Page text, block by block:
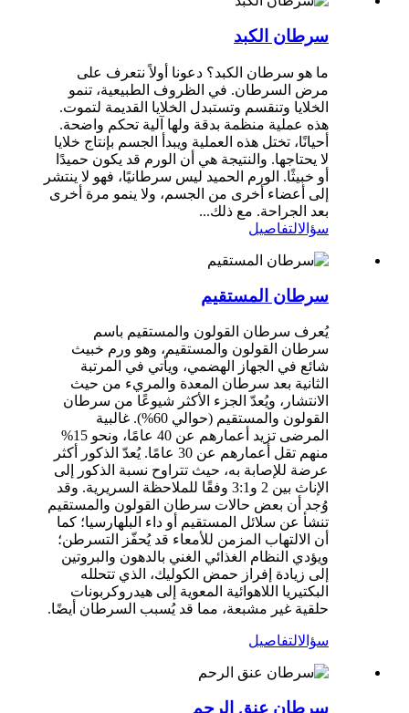
سرطان الكبد
ما هو سرطان الكبد؟ دعونا أولاً نتعرف على
مرض السرطان. في الظروف الطبيعية، تنمو
الخلايا وتنقسم وتستبدل الخلايا القديمة لتموت.
هذه عملية منظمة بدقة ولها آلية تحكم واضحة.
أحيانًا، تختل هذه العملية ويبدأ الجسم بإنتاج خلايا
لا يحتاجها. والنتيجة هي أن الورم قد يكون حميدًا
أو خبيثًا. الورم الحميد ليس سرطانيًا، فهو لا ينتشر
إلى أعضاء أخرى من الجسم، ولا ينمو مرة أخرى
بعد الجراحة. مع ذلك...
سؤالالتفاصيل
سرطان المستقيم
يُعرف سرطان القولون والمستقيم باسم
سرطان القولون والمستقيم، وهو ورم خبيث
شائع في الجهاز الهضمي، ويأتي في المرتبة
الثانية بعد سرطان المعدة والمريء من حيث
الانتشار، ويُعدّ الجزء الأكثر شيوعًا من سرطان
القولون والمستقيم (حوالي 60%). غالبية
المرضى تزيد أعمارهم عن 40 عامًا، ونحو 15%
منهم تقل أعمارهم عن 30 عامًا. يُعدّ الذكور أكثر
عرضة للإصابة به، حيث تتراوح نسبة الذكور إلى
الإناث بين 2 و3:1 وفقًا للملاحظة السريرية. وقد
وُجد أن بعض حالات سرطان القولون والمستقيم
تنشأ عن سلائل المستقيم أو داء البلهارسيا؛ كما
أن الالتهاب المزمن للأمعاء قد يُحفّز التسرطن؛
ويؤدي النظام الغذائي الغني بالدهون والبروتين
إلى زيادة إفراز حمض الكوليك، الذي تتحلله
البكتيريا اللاهوائية المعوية إلى هيدروكربونات
حلقية غير مشبعة، مما قد يُسبب السرطان أيضًا.
سؤالالتفاصيل
سرطان عنق الرحم